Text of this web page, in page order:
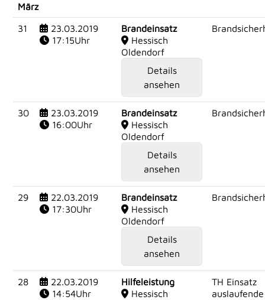
März
31
23.03.2019
17:15Uhr
Brandeinsatz
Hessisch
Oldendorf
Details
ansehen
30
23.03.2019
16:00Uhr
Brandeinsatz
Hessisch
Oldendorf
Details
ansehen
29
22.03.2019
17:30Uhr
Brandeinsatz
Hessisch
Oldendorf
Details
ansehen
28
22.03.2019
14:54Uhr
Hilfeleistung
Hessisch
TH Einsatz
auslaufende